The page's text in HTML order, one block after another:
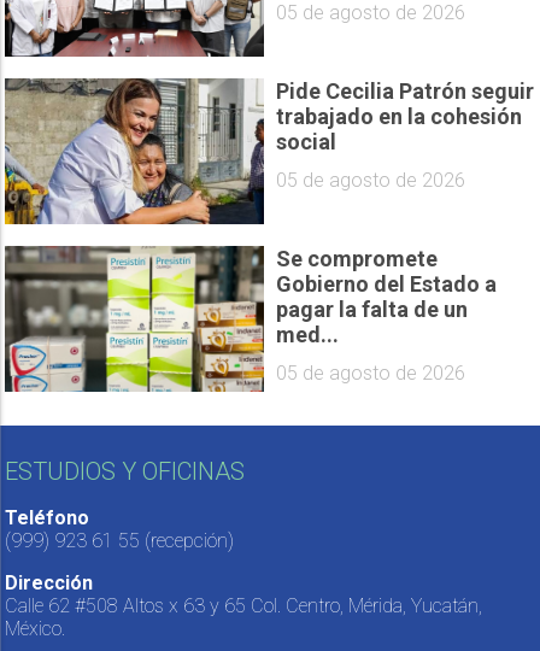
05 de agosto de 2026
Pide Cecilia Patrón seguir
trabajado en la cohesión
social
05 de agosto de 2026
Se compromete
Gobierno del Estado a
pagar la falta de un
med...
05 de agosto de 2026
ESTUDIOS Y OFICINAS
Teléfono
(999) 923 61 55 (recepción)
Dirección
Calle 62 #508 Altos x 63 y 65 Col. Centro, Mérida, Yucatán,
México.